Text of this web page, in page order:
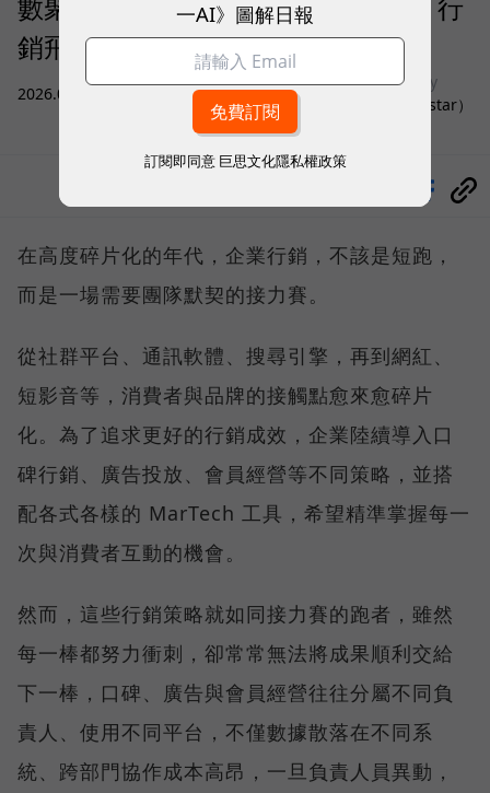
數聚集團首創「聲量、流量、存量」行
銷飛輪，打造企業專屬 AI 成長引擎
2026.07.28 行銷與Martech
sponsored by
數聚國際（Justar）
在高度碎片化的年代，企業行銷，不該是短跑，
而是一場需要團隊默契的接力賽。
從社群平台、通訊軟體、搜尋引擎，再到網紅、
短影音等，消費者與品牌的接觸點愈來愈碎片
化。為了追求更好的行銷成效，企業陸續導入口
碑行銷、廣告投放、會員經營等不同策略，並搭
配各式各樣的 MarTech 工具，希望精準掌握每一
次與消費者互動的機會。
然而，這些行銷策略就如同接力賽的跑者，雖然
每一棒都努力衝刺，卻常常無法將成果順利交給
下一棒，口碑、廣告與會員經營往往分屬不同負
責人、使用不同平台，不僅數據散落在不同系
統、跨部門協作成本高昂，一旦負責人員異動，
一AI》圖解日報
訂閱即同意 巨思文化隱私權政策